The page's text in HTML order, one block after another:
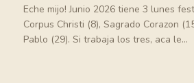
Eche mijo! Junio 2026 tiene 3 lunes
Corpus Christi (8), Sagrado Corazon
Pablo (29). Si trabaja los tres, aca le...